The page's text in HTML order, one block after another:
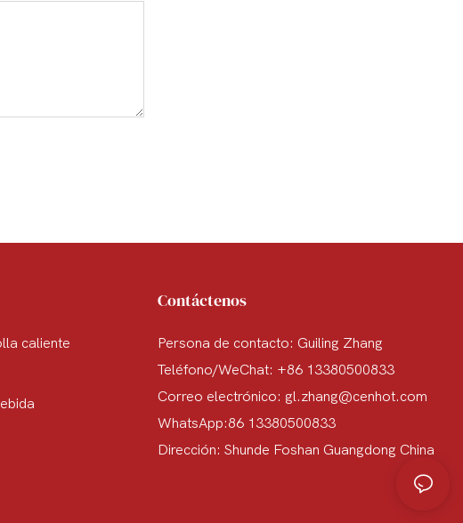
caliente
Contáctenos
Persona de contacto: Guiling Zhang
Teléfono/WeChat: +86 13380500833
Correo electrónico: gl.zhang@cenhot.com
WhatsApp:86 13380500833
Dirección: Shunde Foshan Guangdong China